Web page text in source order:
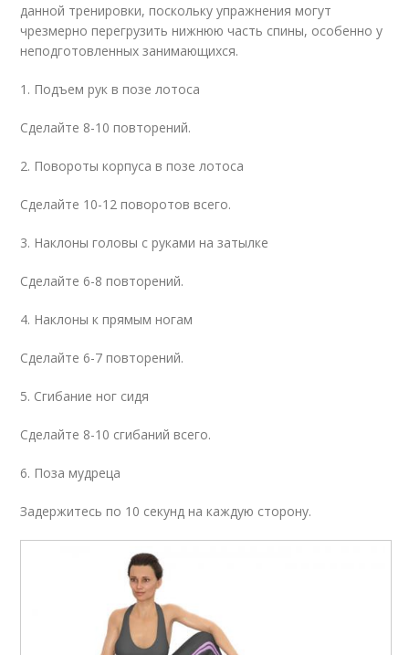
данной тренировки, поскольку упражнения могут
чрезмерно перегрузить нижнюю часть спины, особенно у
неподготовленных занимающихся.
1. Подъем рук в позе лотоса
Сделайте 8-10 повторений.
2. Повороты корпуса в позе лотоса
Сделайте 10-12 поворотов всего.
3. Наклоны головы с руками на затылке
Сделайте 6-8 повторений.
4. Наклоны к прямым ногам
Сделайте 6-7 повторений.
5. Сгибание ног сидя
Сделайте 8-10 сгибаний всего.
6. Поза мудреца
Задержитесь по 10 секунд на каждую сторону.